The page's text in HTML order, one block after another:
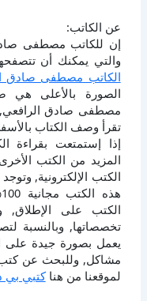
عن الكاتب:
إن للكاتب مصطفى
والتي يمكنك أن
الكاتب مصطفى صادق
الصورة بالأعلى هي
مصطفى صادق
تقرأ وصف الكتاب
إذا إستمتعت بقراءة
المزيد من الكتب
الكتب الإلكترونية,
الكتب على الإطلاق,
يعمل بصورة جيدة على
مشاكل, وللبحث عن كتب
لموقعنا من هناكتبي